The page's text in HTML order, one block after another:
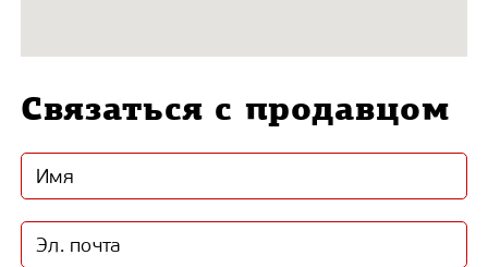
Связаться с продавцом